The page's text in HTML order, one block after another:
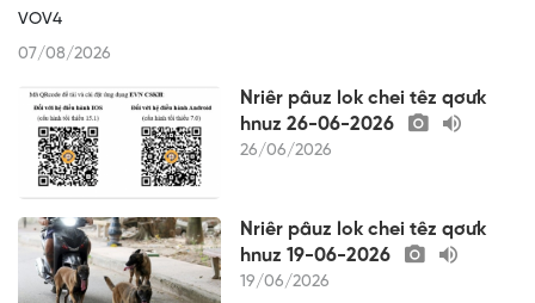
VOV4
07/08/2026
Nriêr pâuz lok chei têz qơưk
hnuz 26-06-2026
26/06/2026
Nriêr pâuz lok chei têz qơưk
hnuz 19-06-2026
19/06/2026